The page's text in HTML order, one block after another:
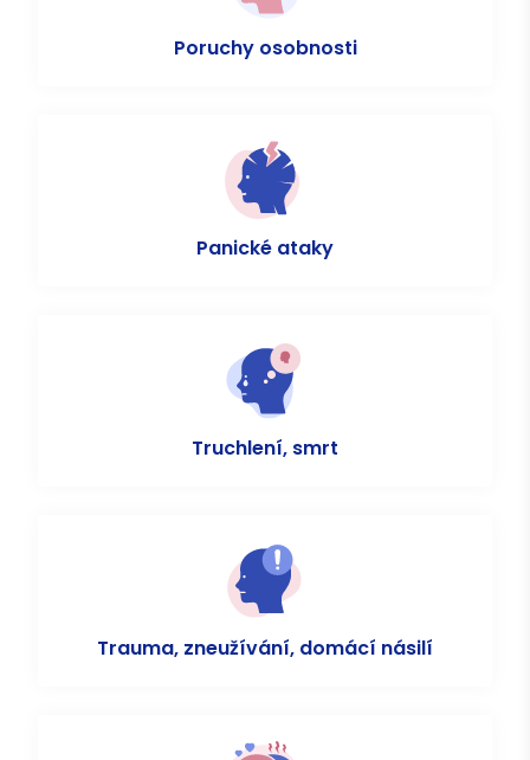
Poruchy osobnosti
Panické ataky
Truchlení, smrt
Trauma, zneužívání, domácí násilí